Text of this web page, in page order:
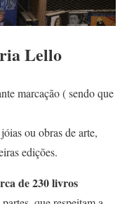
Lello
marcação ( sendo que
ou obras de arte,
edições.
de 230 livros